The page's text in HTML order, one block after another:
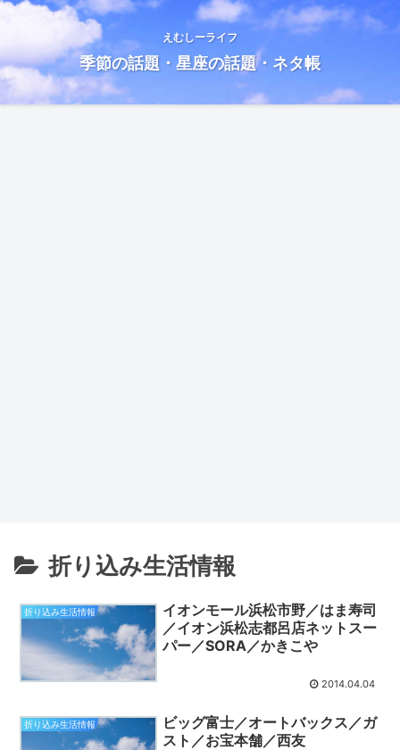
えむしーライフ
季節の話題・星座の話題・ネタ帳
折り込み生活情報
折り込み生活情報
イオンモール浜松市野／はま寿司
／イオン浜松志都呂店ネットスー
パー／SORA／かきこや
2014.04.04
折り込み生活情報
ビッグ富士／オートバックス／ガ
スト／お宝本舗／西友